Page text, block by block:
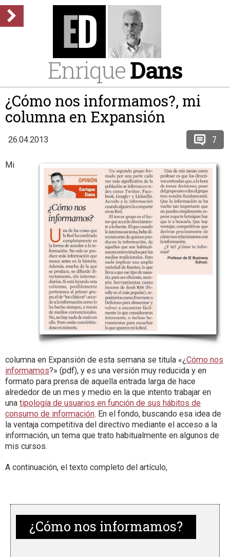
EnriqueDans
¿Cómo nos informamos?, mi
columna en Expansión
26.04.2013 7
Mi
columna en Expansión de esta semana se titula «¿Cómo nos
informamos?» (pdf), y es una versión muy reducida y en
formato para prensa de aquella entrada larga de hace
alrededor de un mes y medio en la que intento trabajar en
una tipología de usuarios en función de sus hábitos de
consumo de información. En el fondo, buscando esa idea de
la ventaja competitiva del directivo mediante el acceso a la
información, un tema que trato habitualmente en algunos de
mis cursos.
A continuación, el texto completo del artículo,
¿Cómo nos informamos?